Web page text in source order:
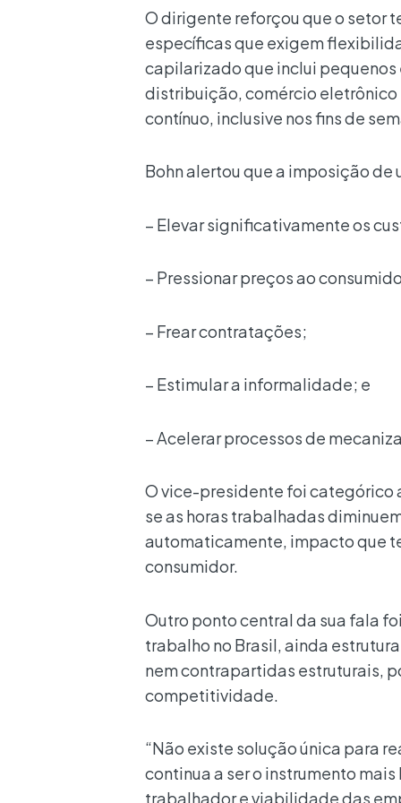
O dirigente reforçou que o setor
específicas que exigem
capilarizado que inclui
distribuição, comércio
contínuo, inclusive nos fins de
Bohn alertou que a imposição
– Elevar significativamente os
– Pressionar preços ao
– Frear contratações;
– Estimular a informalidade; e
– Acelerar processos de
O vice-presidente foi categórico
se as horas trabalhadas
automaticamente, impacto que
consumidor.
Outro ponto central da sua fala
trabalho no Brasil, ainda
nem contrapartidas estruturais,
competitividade.
“Não existe solução única para
continua a ser o instrumento
trabalhador e viabilidade das